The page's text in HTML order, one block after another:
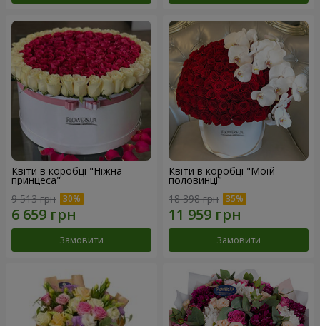
Квіти в коробці "Ніжна
принцеса"
9 513 грн
Замовити
Квіти в коробці "Моїй
половинці"
18 398 грн
Замовити